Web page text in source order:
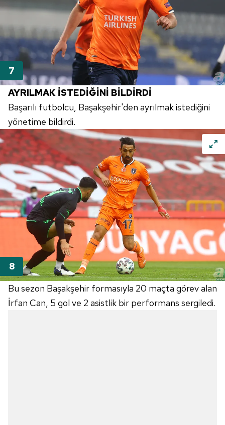
AYRILMAK İSTEDİĞİNİ BİLDİRDİ
Başarılı futbolcu, Başakşehir'den ayrılmak istediğini
yönetime bildirdi.
Bu sezon Başakşehir formasıyla 20 maçta görev alan
İrfan Can, 5 gol ve 2 asistlik bir performans sergiledi.